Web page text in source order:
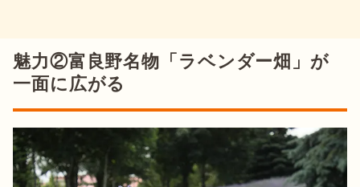
魅力②富良野名物「ラベンダー畑」が
一面に広がる